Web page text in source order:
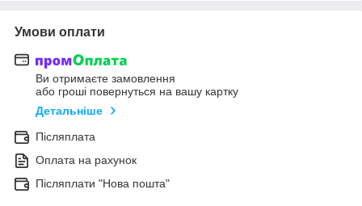
Умови оплати
Ви отримаєте замовлення
або гроші повернуться на вашу картку
Детальніше
Післяплата
Оплата на рахунок
Післяплати "Нова пошта"